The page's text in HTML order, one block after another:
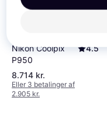
Nikon Coolpix
P950
4.5
8.714 kr.
Eller 3 betalinger af
2.905 kr.